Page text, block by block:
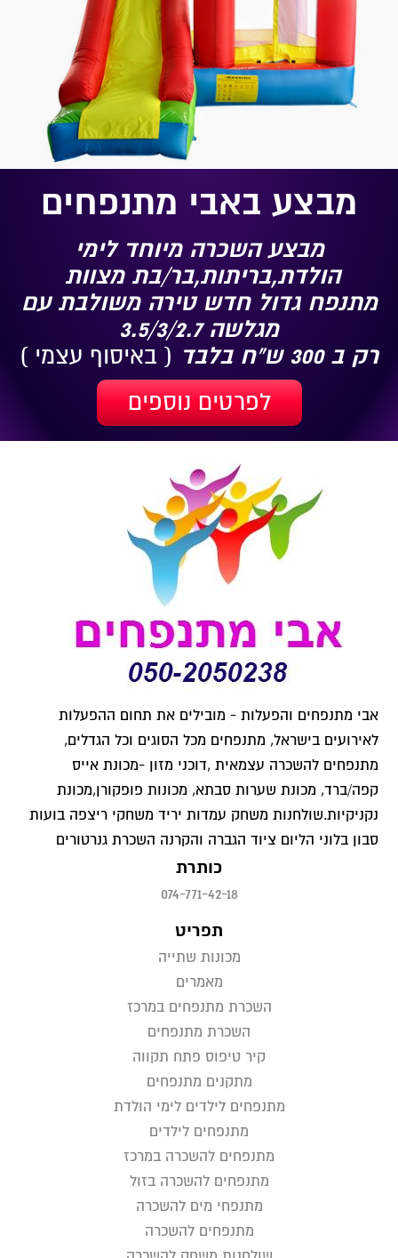
מבצע באבי מתנפחים
מבצע השכרה מיוחד לימי
הולדת,בריתות,בר/בת מצוות
מתנפח גדול חדש טירה משולבת עם
מגלשה 3.5/3/2.7
רק ב 300 ש"ח בלבד
( באיסוף עצמי )
לפרטים נוספים
אבי מתנפחים והפעלות - מובילים את תחום ההפעלות
לאירועים בישראל, מתנפחים מכל הסוגים וכל הגדלים,
מתנפחים להשכרה עצמאית ,דוכני מזון -מכונת אייס
קפה/ברד, מכונת שערות סבתא, מכונות פופקורן,מכונת
נקניקיות.שולחנות משחק עמדות יריד משחקי ריצפה בועות
סבון בלוני הליום ציוד הגברה והקרנה השכרת גנרטורים
כותרת
074-771-42-18
תפריט
מכונות שתייה
מאמרים
השכרת מתנפחים במרכז
השכרת מתנפחים
קיר טיפוס פתח תקווה
מתקנים מתנפחים
מתנפחים לילדים לימי הולדת
מתנפחים לילדים
מתנפחים להשכרה במרכז
מתנפחים להשכרה בזול
מתנפחי מים להשכרה
מתנפחים להשכרה